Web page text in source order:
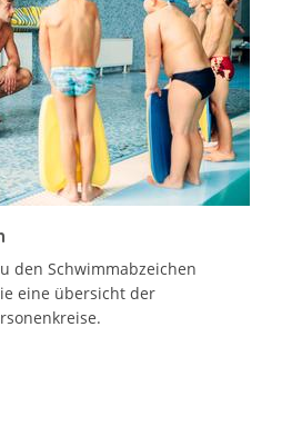
den Schwimmabzeichen
eine übersicht der